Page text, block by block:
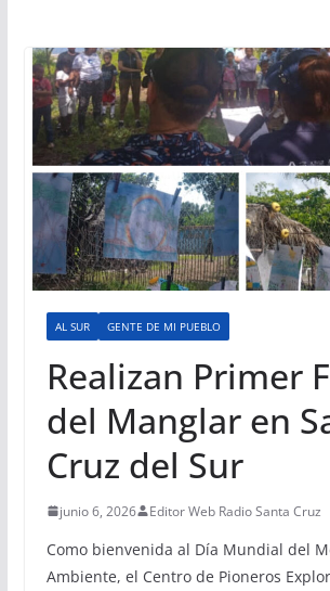
AL SUR GENTE DE MI PUEBLO
Realizan Primer
del Manglar en
Cruz del Sur
junio 6, 2026 Editor Web Radio Santa Cruz
Como bienvenida al Día Mundial del
Ambiente, el Centro de Pioneros